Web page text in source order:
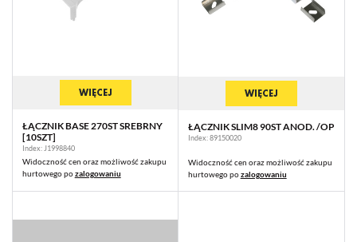
WIĘCEJ
ŁĄCZNIK BASE 270ST SREBRNY
[10SZT]
Index: J1998840
Widoczność cen oraz możliwość zakupu
hurtowego pozalogowaniu
WIĘCEJ
ŁĄCZNIK SLIM8 90ST ANOD. /OP
Index: 89150020
Widoczność cen oraz możliwość zakupu
hurtowego pozalogowaniu